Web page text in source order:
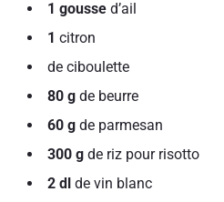
1 gousse d’ail
1citron
de ciboulette
80 g de beurre
60 g de parmesan
300 g de riz pour risotto
2 dl de vin blanc